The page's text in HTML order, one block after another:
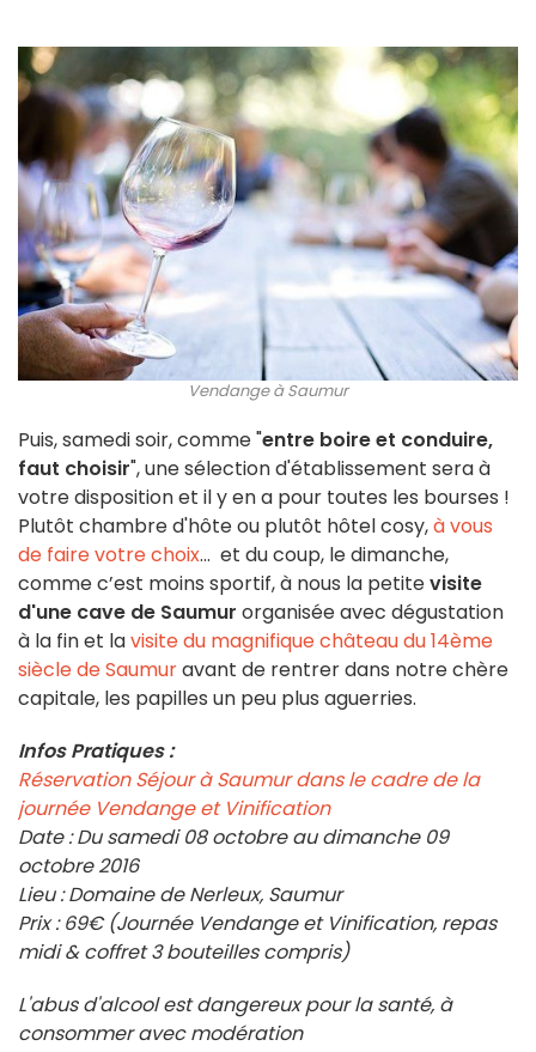
Vendange à Saumur
Puis, samedi soir, comme "entre boire et conduire,
faut choisir", une sélection d'établissement sera à
votre disposition et il y en a pour toutes les bourses !
Plutôt chambre d'hôte ou plutôt hôtel cosy,à vous
de faire votre choix... et du coup, le dimanche,
comme c’est moins sportif, à nous la petitevisite
d'une cave de Saumur organisée avec dégustation
à la fin et lavisite du magnifique château du 14ème
siècle de Saumuravant de rentrer dans notre chère
capitale, les papilles un peu plus aguerries.
Infos Pratiques :
Réservation Séjour à Saumur dans le cadre de la
journée Vendange et Vinification
Date : Du samedi 08 octobre au dimanche 09
octobre 2016
Lieu : Domaine de Nerleux, Saumur
Prix : 69€ (Journée Vendange et Vinification, repas
midi & coffret 3 bouteilles compris)
L'abus d'alcool est dangereux pour la santé, à
consommer avec modération